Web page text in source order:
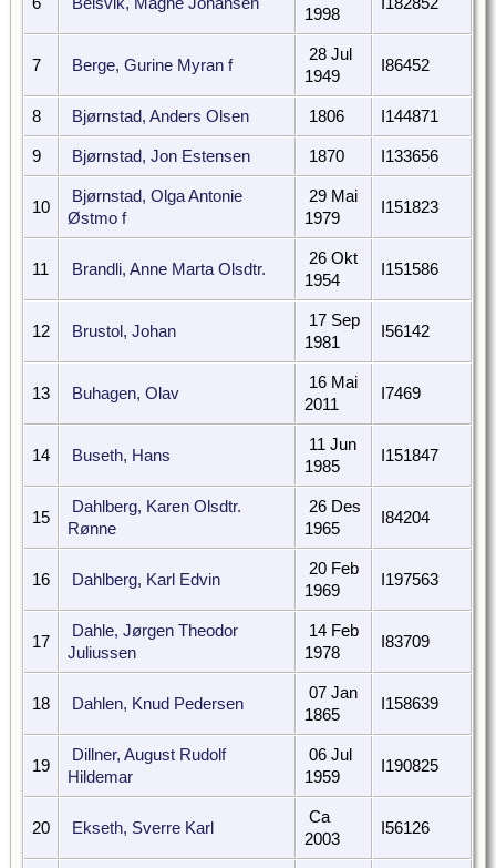
1998
7 Berge, Gurine Myran f
28 Jul
1949
I86452
8 Bjørnstad, Anders Olsen 1806 I144871
9 Bjørnstad, Jon Estensen 1870 I133656
10
Bjørnstad, Olga Antonie
Østmo f
29 Mai
1979
I151823
11 Brandli, Anne Marta Olsdtr.
26 Okt
1954
I151586
12 Brustol, Johan
17 Sep
1981
I56142
13 Buhagen, Olav
16 Mai
2011
I7469
14 Buseth, Hans
11 Jun
1985
I151847
15
Dahlberg, Karen Olsdtr.
Rønne
26 Des
1965
I84204
16 Dahlberg, Karl Edvin
20 Feb
1969
I197563
17
Dahle, Jørgen Theodor
Juliussen
14 Feb
1978
I83709
18 Dahlen, Knud Pedersen
07 Jan
1865
I158639
19
Dillner, August Rudolf
Hildemar
06 Jul
1959
I190825
20 Ekseth, Sverre Karl
Ca
2003
I56126